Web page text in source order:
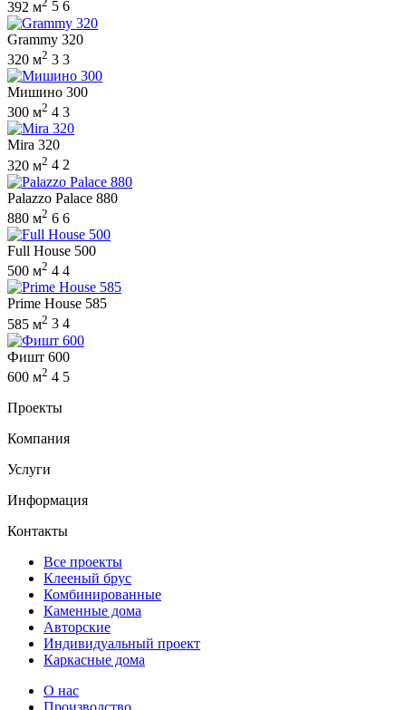
392 м
5 6
Grammy 320
320 м2 3 3
Мишино 300
300 м2 4 3
Mira 320
320 м2 4 2
Palazzo Palace 880
880 м2 6 6
Full House 500
500 м2 4 4
Prime House 585
585 м2 3 4
Фишт 600
600 м2 4 5
Проекты
Компания
Услуги
Информация
Контакты
Все проекты
Клееный брус
Комбинированные
Каменные дома
Авторские
Индивидуальный проект
Каркасные дома
О нас